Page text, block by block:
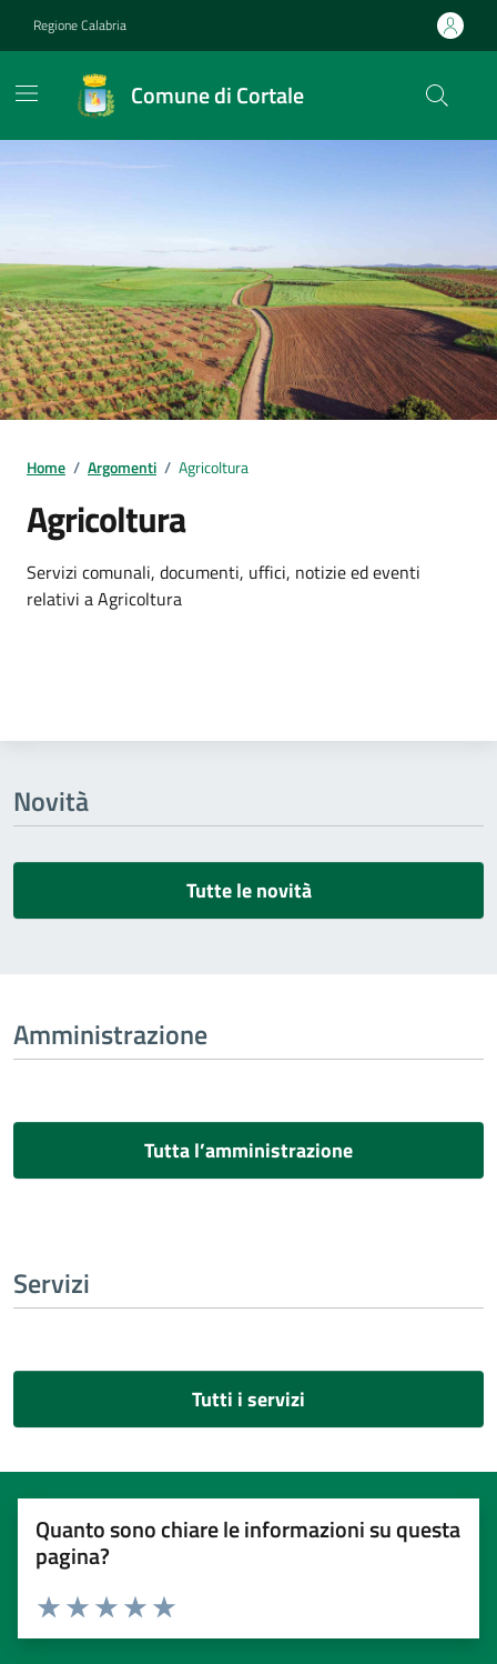
Regione Calabria
Comune di Cortale
Home / Argomenti / Agricoltura
Agricoltura
Dettagli dell'argomento
Servizi comunali, documenti, uffici, notizie ed eventi
relativi a Agricoltura
Novità
Tutte le novità
Amministrazione
Tutta l’amministrazione
Servizi
Tutti i servizi
Quanto sono chiare le informazioni su questa
pagina?
Valuta 5 stelle su 5
Valuta 4 stelle su 5
Valuta 3 stelle su 5
Valuta 2 stelle su 5
Valuta 1 stelle su 5